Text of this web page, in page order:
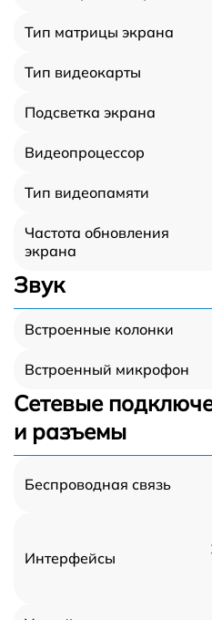
Тип матрицы экрана
Тип видеокарты
Подсветка экрана
Видеопроцессор
Тип видеопамяти
Частота обновления
экрана
Звук
Встроенные колонки
Встроенный микрофон
Сетевые
и разъемы
Беспроводная связь
Интерфейсы